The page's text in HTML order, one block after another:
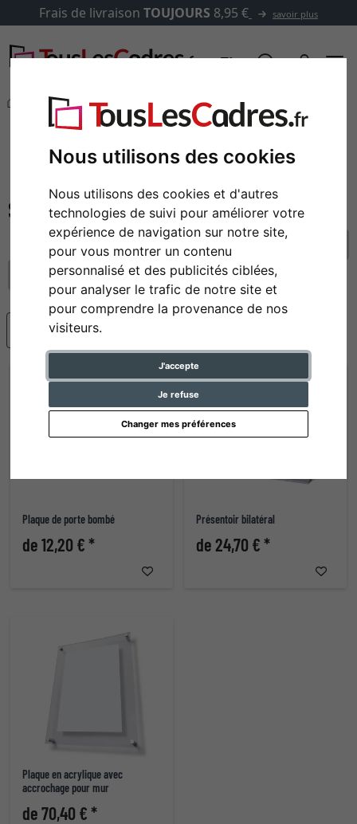
Nous utilisons des cookies
Nous utilisons des cookies et d'autres
technologies de suivi pour améliorer votre
expérience de navigation sur notre site,
pour vous montrer un contenu
personnalisé et des publicités ciblées,
pour analyser le trafic de notre site et
pour comprendre la provenance de nos
visiteurs.
J'accepte
Je refuse
Changer mes préférences
Frais de livraison TOUJOURS 8,95 € savoir plus
Marques
Showdown Displays
filtre: ligne de produits: panneaux
Showdown Displays
réinitialiser tous les filtres
ligne de produits: panneaux
populaire
Plaque de porte bombé
de 12,20 € *
Présentoir bilatéral
de 24,70 € *
Plaque en acrylique avec
accrochage pour mur
de 70,40 € *